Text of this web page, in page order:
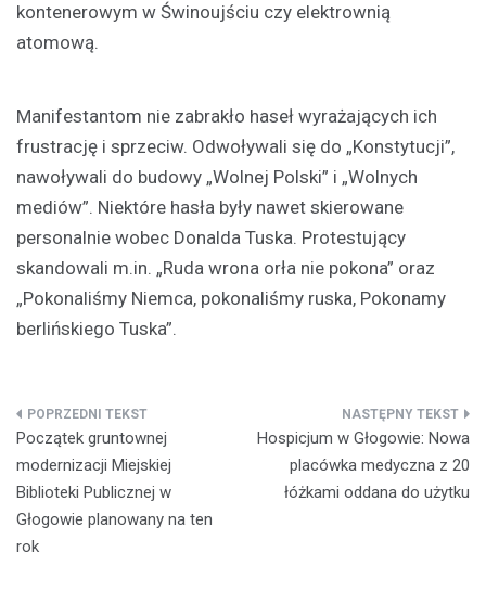
kontenerowym w Świnoujściu czy elektrownią
atomową.
Manifestantom nie zabrakło haseł wyrażających ich
frustrację i sprzeciw. Odwoływali się do „Konstytucji”,
nawoływali do budowy „Wolnej Polski” i „Wolnych
mediów”. Niektóre hasła były nawet skierowane
personalnie wobec Donalda Tuska. Protestujący
skandowali m.in. „Ruda wrona orła nie pokona” oraz
„Pokonaliśmy Niemca, pokonaliśmy ruska, Pokonamy
berlińskiego Tuska”.
Nawigacja
wpisu
Początek gruntownej
modernizacji Miejskiej
Biblioteki Publicznej w
Głogowie planowany na ten
rok
Hospicjum w Głogowie: Nowa
placówka medyczna z 20
łóżkami oddana do użytku